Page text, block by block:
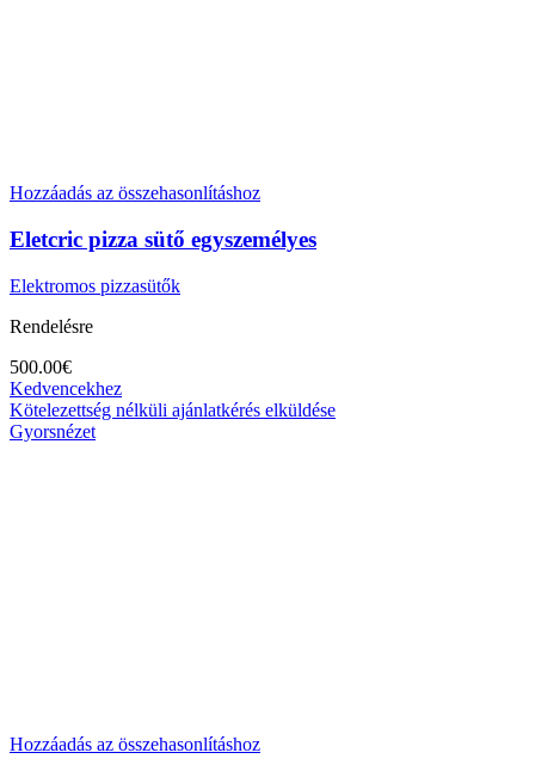
Hozzáadás az összehasonlításhoz
Eletcric pizza sütő egyszemélyes
Elektromos pizzasütők
Rendelésre
500.00€
Kedvencekhez
Kötelezettség nélküli ajánlatkérés elküldése
Gyorsnézet
Hozzáadás az összehasonlításhoz